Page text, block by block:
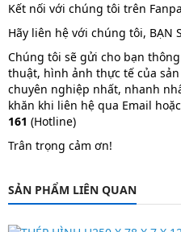
Kết nối với chúng tôi trên
Hãy liên hệ với chúng tôi, BẠN
Chúng tôi sẽ gửi cho bạn
thuật, hình ảnh thực tế của
chuyên nghiệp nhất, nhanh
khăn khi liên hệ qua Email
161 (Hotline)
Trân trọng cảm ơn!
SẢN PHẨM LIÊN QUAN